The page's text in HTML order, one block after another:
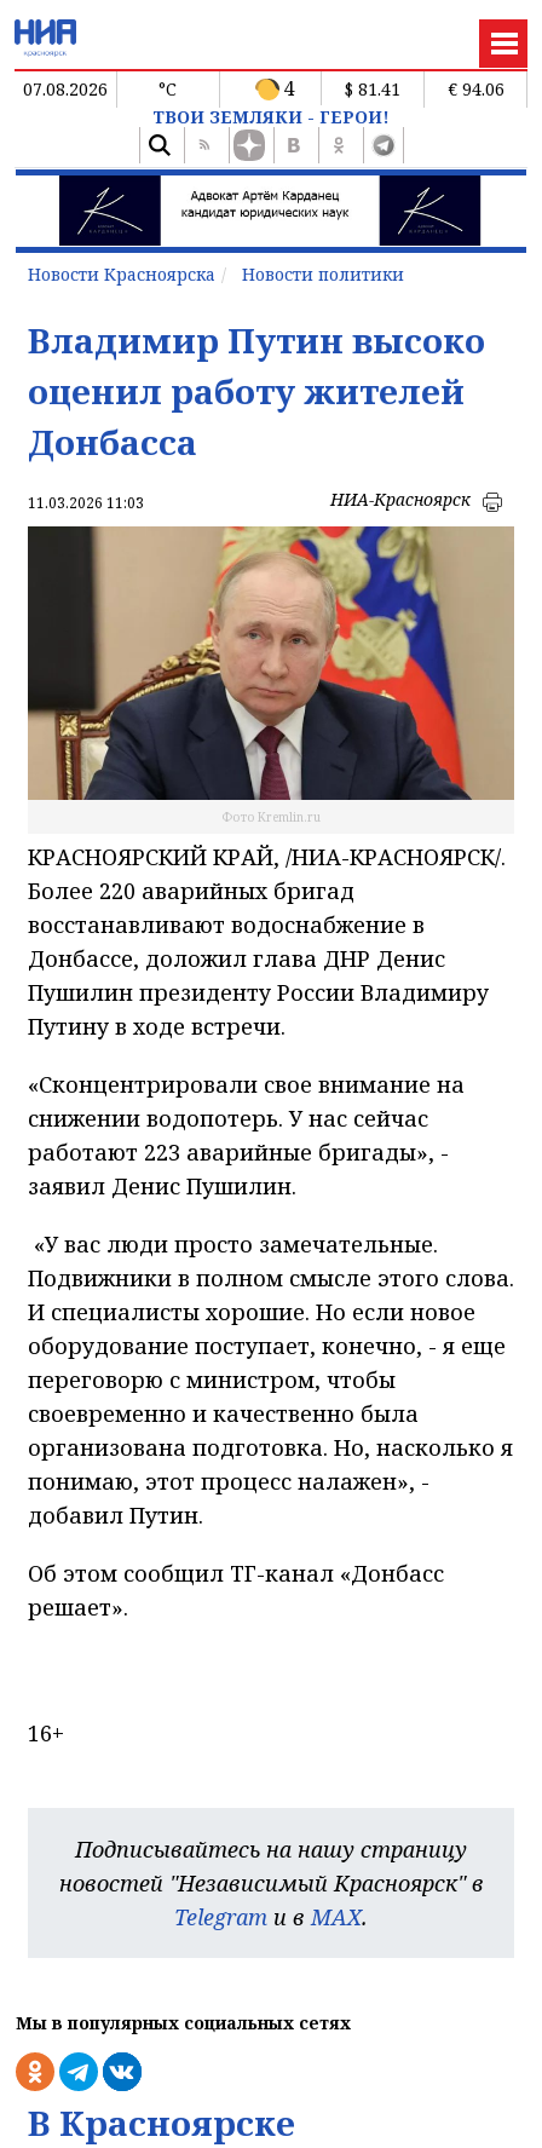
07.08.2026 °C 4 $ 81.41
€ 94.06
ТВОИ ЗЕМЛЯКИ - ГЕРОИ!
Новости Красноярска Новости политики
Владимир Путин высоко
оценил работу жителей
Донбасса
11.03.2026 11:03 НИА-Красноярск
Фото Kremlin.ru
КРАСНОЯРСКИЙ КРАЙ, /НИА-КРАСНОЯРСК/.
Более 220 аварийных бригад
восстанавливают водоснабжение в
Донбассе, доложил глава ДНР Денис
Пушилин президенту России Владимиру
Путину в ходе встречи.
«Сконцентрировали свое внимание на
снижении водопотерь. У нас сейчас
работают 223 аварийные бригады», -
заявил Денис Пушилин.
«У вас люди просто замечательные.
Подвижники в полном смысле этого слова.
И специалисты хорошие. Но если новое
оборудование поступает, конечно, - я еще
переговорю с министром, чтобы
своевременно и качественно была
организована подготовка. Но, насколько я
понимаю, этот процесс налажен», -
добавил Путин.
Об этом сообщил ТГ-канал «Донбасс
решает».
16+
Подписывайтесь на нашу страницу
новостей "Независимый Красноярск" в
Telegram и в MAX.
Мы в популярных социальных сетях
В Красноярске